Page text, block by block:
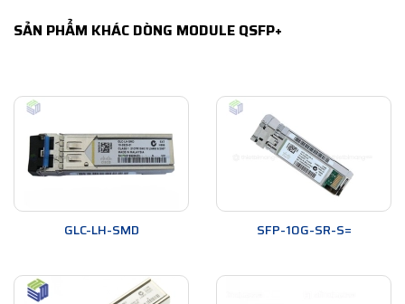
SẢN PHẨM KHÁC DÒNG MODULE QSFP+
GLC-LH-SMD SFP-10G-SR-S=